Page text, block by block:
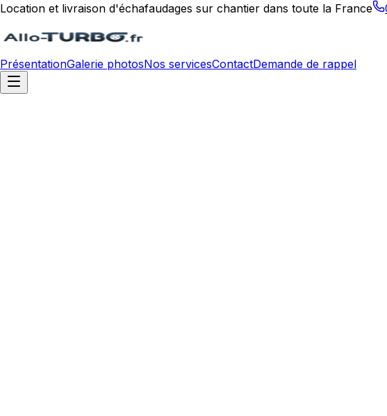
Location et livraison d'échafaudages sur chantier dans toute la France
PrésentationGalerie photosNos servicesContactDemande de rappel